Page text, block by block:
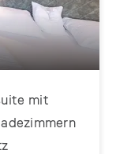
mit